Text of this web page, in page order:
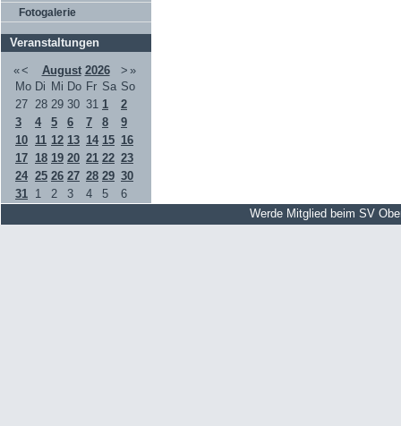
Fotogalerie
Veranstaltungen
«< August 2026 > »
Mo Di Mi Do Fr Sa So
27 28 29 30 31 1
2
3
4 5 6 7 8
9
10 11 12 13 14 15 16
17 18 19 20 21 22 23
24 25 26 27 28 29 30
31 1 2 3 4 5 6
Werde Mitglied beim SV